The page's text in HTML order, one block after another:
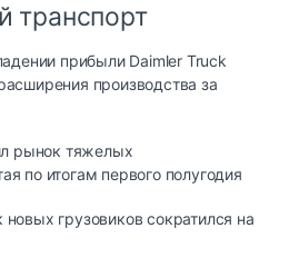
транспорт
прибыли Daimler Truck
производства за
рынок тяжелых
по итогам первого полугодия
грузовиков сократился на